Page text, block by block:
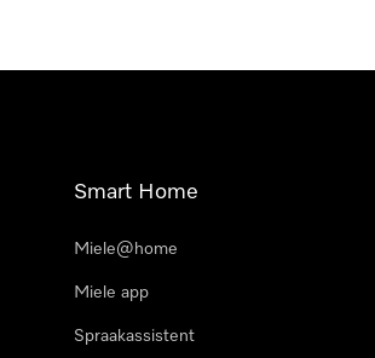
Smart Home
Miele@home
Miele app
Spraakassistent